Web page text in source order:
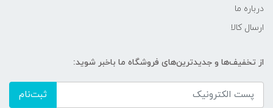
درباره ما
ارسال کالا
از تخفیف‌ها و جدیدترین‌های فروشگاه ما باخبر شوید:
ثبت‌نام